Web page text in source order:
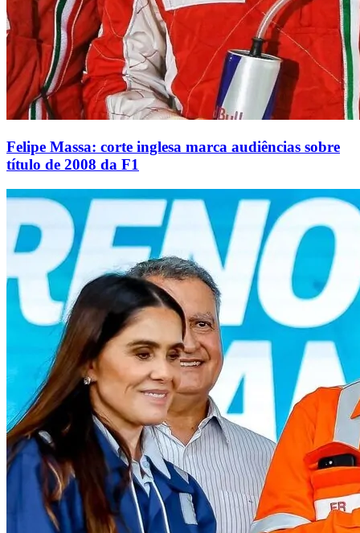
Felipe Massa: corte inglesa marca audiências sobre
título de 2008 da F1